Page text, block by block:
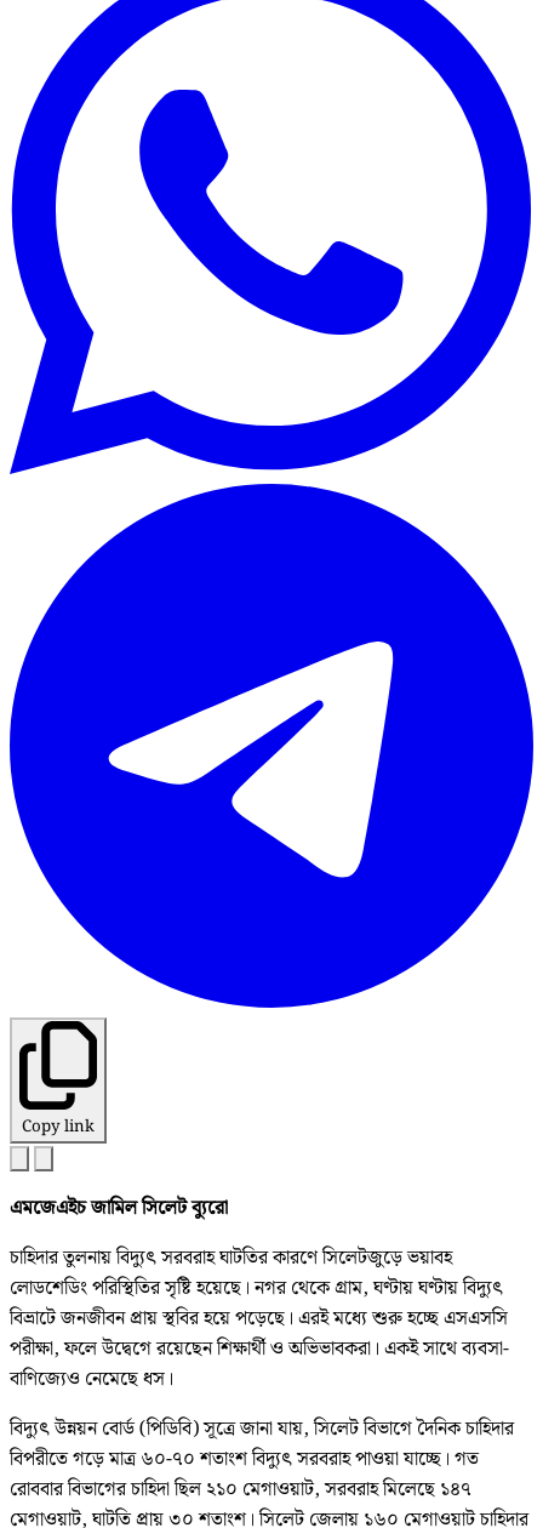
Copy link
এমজেএইচ জামিল সিলেট ব্যুরো
চাহিদার তুলনায় বিদ্যুৎ সরবরাহ ঘাটতির কারণে সিলেটজুড়ে ভয়াবহ
লোডশেডিং পরিস্থিতির সৃষ্টি হয়েছে। নগর থেকে গ্রাম, ঘণ্টায় ঘণ্টায় বিদ্যুৎ
বিভ্রাটে জনজীবন প্রায় স্থবির হয়ে পড়েছে। এরই মধ্যে শুরু হচ্ছে এসএসসি
পরীক্ষা, ফলে উদ্বেগে রয়েছেন শিক্ষার্থী ও অভিভাবকরা। একই সাথে ব্যবসা-
বাণিজ্যেও নেমেছে ধস।
বিদ্যুৎ উন্নয়ন বোর্ড (পিডিবি) সূত্রে জানা যায়, সিলেট বিভাগে দৈনিক চাহিদার
বিপরীতে গড়ে মাত্র ৬০-৭০ শতাংশ বিদ্যুৎ সরবরাহ পাওয়া যাচ্ছে। গত
রোববার বিভাগের চাহিদা ছিল ২১০ মেগাওয়াট, সরবরাহ মিলেছে ১৪৭
মেগাওয়াট, ঘাটতি প্রায় ৩০ শতাংশ। সিলেট জেলায় ১৬০ মেগাওয়াট চাহিদার